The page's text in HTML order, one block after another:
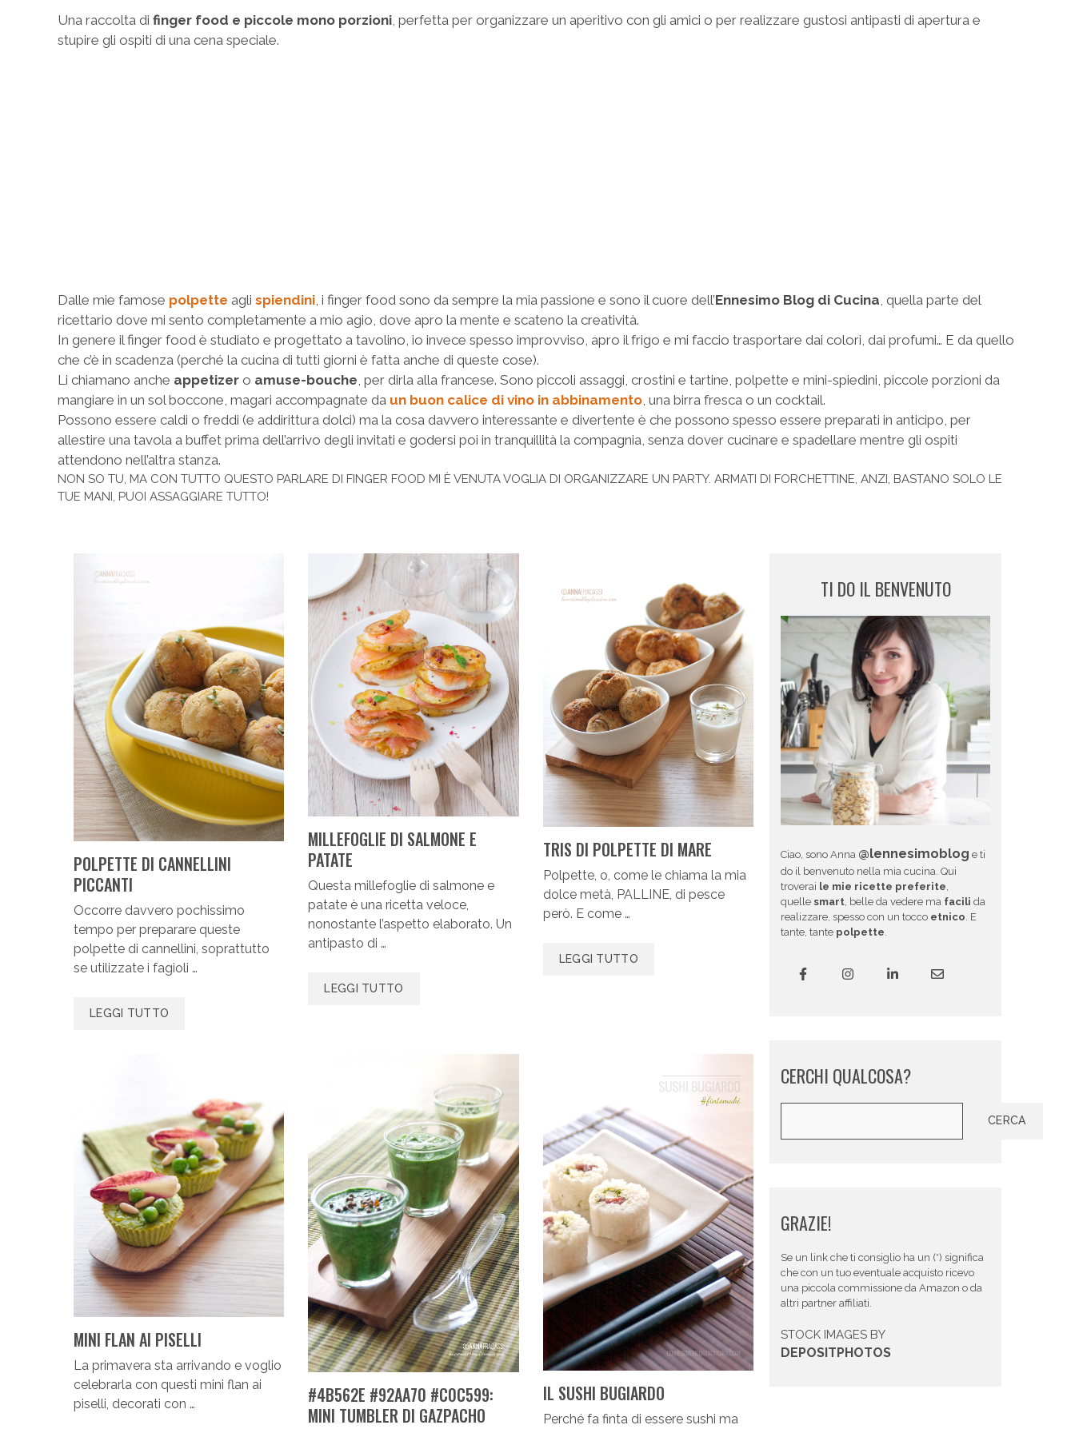
Una raccolta di finger food e piccole mono porzioni, perfetta per organizzare un aperitivo con gli amici o per realizzare gustosi antipasti di apertura e
stupire gli ospiti di una cena speciale.
Dalle mie famose polpette agli spiendini, i finger food sono da sempre la mia passione e sono il cuore dell’Ennesimo Blog di Cucina, quella parte del
ricettario dove mi sento completamente a mio agio, dove apro la mente e scateno la creatività.
In genere il finger food è studiato e progettato a tavolino, io invece spesso improvviso, apro il frigo e mi faccio trasportare dai colori, dai profumi… E da quello
che c’è in scadenza (perché la cucina di tutti giorni è fatta anche di queste cose).
Li chiamano anche appetizer o amuse-bouche, per dirla alla francese. Sono piccoli assaggi, crostini e tartine, polpette e mini-spiedini, piccole porzioni da
mangiare in un sol boccone, magari accompagnate da un buon calice di vino in abbinamento, una birra fresca o un cocktail.
Possono essere caldi o freddi (e addirittura dolci) ma la cosa davvero interessante e divertente è che possono spesso essere preparati in anticipo, per
allestire una tavola a buffet prima dell’arrivo degli invitati e godersi poi in tranquillità la compagnia, senza dover cucinare e spadellare mentre gli ospiti
attendono nell’altra stanza.
NON SO TU, MA CON TUTTO QUESTO PARLARE DI FINGER FOOD MI È VENUTA VOGLIA DI ORGANIZZARE UN PARTY. ARMATI DI FORCHETTINE, ANZI, BASTANO SOLO LE
TUE MANI, PUOI ASSAGGIARE TUTTO!
POLPETTE DI CANNELLINI
PICCANTI
Occorre davvero pochissimo
tempo per preparare queste
polpette di cannellini, soprattutto
se utilizzate i fagioli …
LEGGI TUTTO
MILLEFOGLIE DI SALMONE E
PATATE
Questa millefoglie di salmone e
patate è una ricetta veloce,
nonostante l’aspetto elaborato. Un
antipasto di …
LEGGI TUTTO
TRIS DI POLPETTE DI MARE
Polpette, o, come le chiama la mia
dolce metà, PALLINE, di pesce
però. E come …
LEGGI TUTTO
MINI FLAN AI PISELLI
La primavera sta arrivando e voglio
celebrarla con questi mini flan ai
piselli, decorati con …
#4B562E #92AA70 #C0C599:
MINI TUMBLER DI GAZPACHO
IL SUSHI BUGIARDO
Perché fa finta di essere sushi ma
TI DO IL BENVENUTO
Ciao, sono Anna @lennesimoblog e ti
do il benvenuto nella mia cucina. Qui
troverai le mie ricette preferite,
quelle smart, belle da vedere ma facili da
realizzare, spesso con un tocco etnico. E
tante, tante polpette.
CERCHI QUALCOSA?
CERCA
GRAZIE!
Se un link che ti consiglio ha un (*) significa
che con un tuo eventuale acquisto ricevo
una piccola commissione da Amazon o da
altri partner affiliati.
STOCK IMAGES BY
DEPOSITPHOTOS